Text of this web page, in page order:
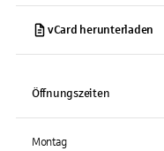
vCard herunterladen
Öffnungszeiten
Montag